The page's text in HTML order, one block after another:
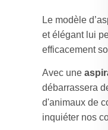
Le modèle
et élégant lui
efficacement
Avec une
débarrassera
d'animaux de
inquiéter nos